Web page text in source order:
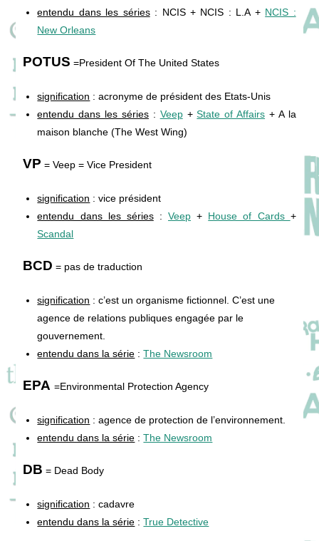
entendu dans les séries: NCIS + NCIS : L.A + NCIS :
New Orleans
POTUS =President Of The United States
signification : acronyme de président des Etats-Unis
entendu dans les séries: Veep+State of Affairs + A la
maison blanche (The West Wing)
VP = Veep = Vice President
signification : vice président
entendu dans les séries:Veep + House of Cards +
Scandal
BCD = pas de traduction
signification : c’est un organisme fictionnel. C’est une
agence de relations publiques engagée par le
gouvernement.
entendu dans la série :The Newsroom
EPA =Environmental Protection Agency
signification : agence de protection de l’environnement.
entendu dans la série :The Newsroom
DB = Dead Body
signification : cadavre
entendu dans la série :True Detective